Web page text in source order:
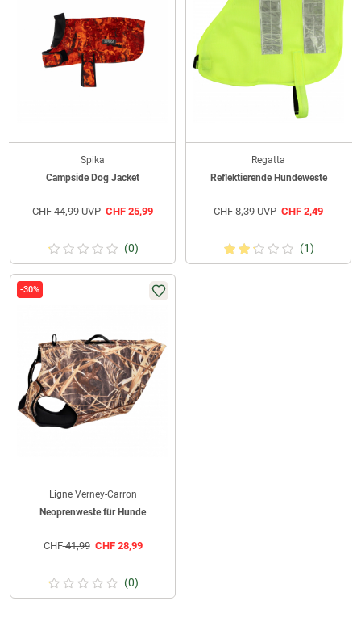
Spika
Campside Dog Jacket
CHF44,99 UVP CHF 25,99
(0)
Regatta
Reflektierende Hundeweste
CHF8,39 UVP CHF 2,49
(1)
-30%
Ligne Verney-Carron
Neoprenweste für Hunde
CHF41,99 CHF28,99
(0)